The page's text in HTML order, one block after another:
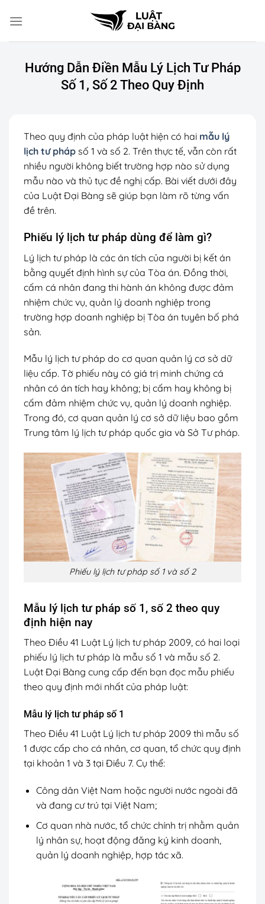
đến
Hướng Dẫn Điền Mẫu Lý Lịch Tư Pháp
Số 1, Số 2 Theo Quy Định
Theo quy định của pháp luật hiện có hai mẫu lý
lịch tư pháp số 1 và số 2. Trên thực tế, vẫn còn rất
nhiều người không biết trường hợp nào sử dụng
mẫu nào và thủ tục đề nghị cấp. Bài viết dưới đây
của Luật Đại Bàng sẽ giúp bạn làm rõ từng vấn
đề trên.
Phiếu lý lịch tư pháp dùng để làm gì?
Lý lịch tư pháp là các án tích của người bị kết án
bằng quyết định hình sự của Tòa án. Đồng thời,
cấm cá nhân đang thi hành án không được đảm
nhiệm chức vụ, quản lý doanh nghiệp trong
trường hợp doanh nghiệp bị Tòa án tuyên bố phá
sản.
Mẫu lý lịch tư pháp do cơ quan quản lý cơ sở dữ
liệu cấp. Tờ phiếu này có giá trị minh chứng cá
nhân có án tích hay không; bị cấm hay không bị
cấm đảm nhiệm chức vụ, quản lý doanh nghiệp.
Trong đó, cơ quan quản lý cơ sở dữ liệu bao gồm
Trung tâm lý lịch tư pháp quốc gia và Sở Tư pháp.
Phiếu lý lịch tư pháp số 1 và số 2
Mẫu lý lịch tư pháp số 1, số 2 theo quy
định hiện nay
Theo Điều 41 Luật Lý lịch tư pháp 2009, có hai loại
phiếu lý lịch tư pháp là mẫu số 1 và mẫu số 2.
Luật Đại Bàng cung cấp đến bạn đọc mẫu phiếu
theo quy định mới nhất của pháp luật:
Mẫu lý lịch tư pháp số 1
Theo Điều 41 Luật Lý lịch tư pháp 2009 thì mẫu số
1 được cấp cho cá nhân, cơ quan, tổ chức quy định
tại khoản 1 và 3 tại Điều 7. Cụ thể:
Công dân Việt Nam hoặc người nước ngoài đã
và đang cư trú tại Việt Nam;
Cơ quan nhà nước, tổ chức chính trị nhằm quản
lý nhân sự, hoạt động đăng ký kinh doanh,
quản lý doanh nghiệp, hợp tác xã.